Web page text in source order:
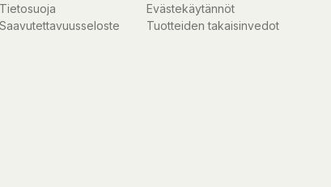
Tietosuoja
Saavutettavuusseloste
Evästekäytännöt
Tuotteiden takaisinvedot